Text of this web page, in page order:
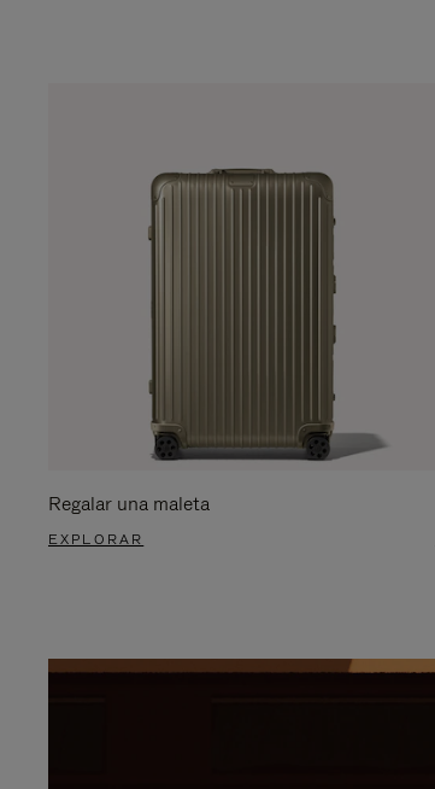
Regalar una maleta
EXPLORAR